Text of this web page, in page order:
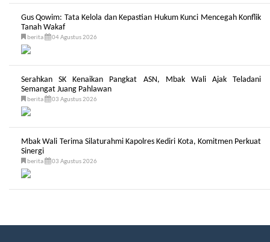
Gus Qowim: Tata Kelola dan Kepastian Hukum Kunci Mencegah Konflik
Tanah Wakaf
berita 04 Agustus 2026
Serahkan SK Kenaikan Pangkat ASN, Mbak Wali Ajak Teladani
Semangat Juang Pahlawan
berita 03 Agustus 2026
Mbak Wali Terima Silaturahmi Kapolres Kediri Kota, Komitmen Perkuat
Sinergi
berita 03 Agustus 2026